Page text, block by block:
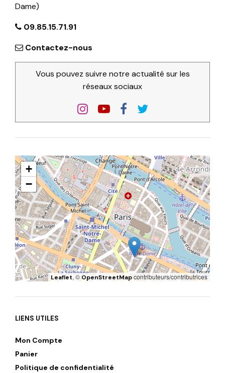
Dame)
09.85.15.71.91
Contactez-nous
Vous pouvez suivre notre actualité sur les
réseaux sociaux
+
−
Leaflet, ©OpenStreetMapcontributeurs/contributrices
LIENS UTILES
Mon Compte
Panier
Politique de confidentialité